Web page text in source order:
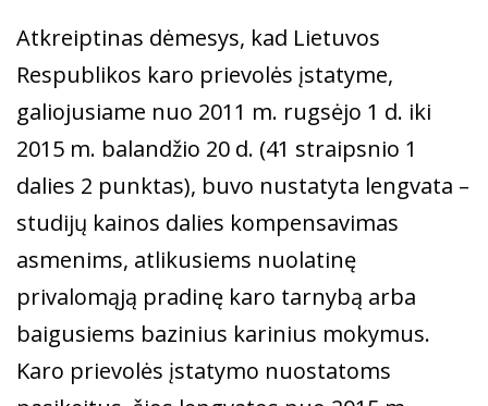
Atkreiptinas dėmesys, kad Lietuvos
Respublikos karo prievolės įstatyme,
galiojusiame nuo 2011 m. rugsėjo 1 d. iki
2015 m. balandžio 20 d. (41 straipsnio 1
dalies 2 punktas), buvo nustatyta lengvata –
studijų kainos dalies kompensavimas
asmenims, atlikusiems nuolatinę
privalomąją pradinę karo tarnybą arba
baigusiems bazinius karinius mokymus.
Karo prievolės įstatymo nuostatoms